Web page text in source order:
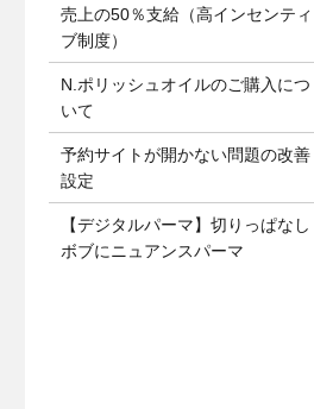
売上の50％支給（高インセンティ
ブ制度）
N.ポリッシュオイルのご購入につ
いて
予約サイトが開かない問題の改善
設定
【デジタルパーマ】切りっぱなし
ボブにニュアンスパーマ